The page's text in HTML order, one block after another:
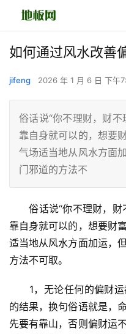
如何通过风水改善
jifeng 2026 年 1 月 6 日 下午
俗话说“你不理财，财
靠自身就可以的，想要
气场适当地从风水方面
门邪道的方法不
俗话说“你不理财，财
靠自身就可以的，想要财
适当地从风水方面加运，
方法不可取。
1，无论任何的偏财运
的结果，换句俗语就是，
先要有靠山，否则偏财运